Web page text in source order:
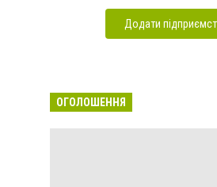
Додати
ОГОЛОШЕННЯ